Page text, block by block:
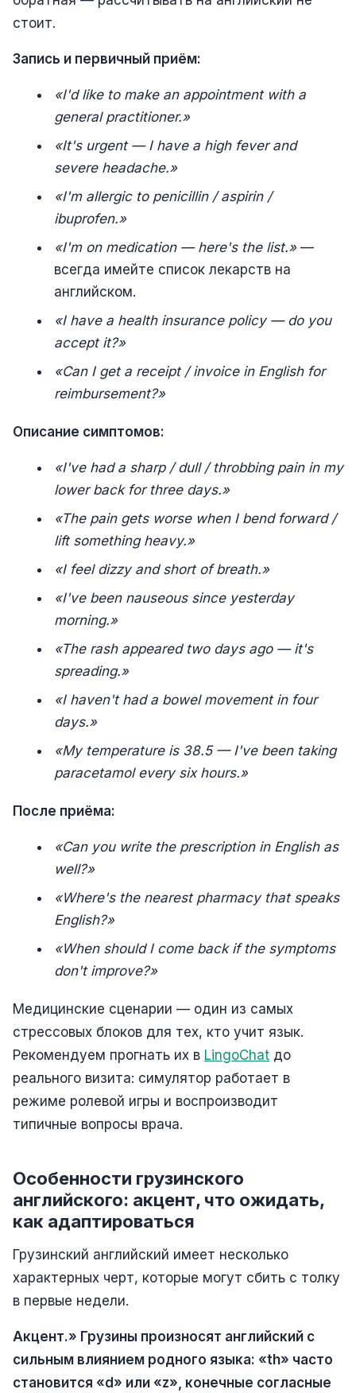
стоит.
Запись и первичный приём:
«I'd like to make an appointment with a
general practitioner.»
«It's urgent — I have a high fever and
severe headache.»
«I'm allergic to penicillin / aspirin /
ibuprofen.»
«I'm on medication — here's the list.»—
всегда имейте список лекарств на
английском.
«I have a health insurance policy — do you
accept it?»
«Can I get a receipt / invoice in English for
reimbursement?»
Описание симптомов:
«I've had a sharp / dull / throbbing pain in my
lower back for three days.»
«The pain gets worse when I bend forward /
lift something heavy.»
«I feel dizzy and short of breath.»
«I've been nauseous since yesterday
morning.»
«The rash appeared two days ago — it's
spreading.»
«I haven't had a bowel movement in four
days.»
«My temperature is 38.5 — I've been taking
paracetamol every six hours.»
После приёма:
«Can you write the prescription in English as
well?»
«Where's the nearest pharmacy that speaks
English?»
«When should I come back if the symptoms
don't improve?»
Медицинские сценарии — один из самых
стрессовых блоков для тех, кто учит язык.
Рекомендуем прогнать их в LingoChat до
реального визита: симулятор работает в
режиме ролевой игры и воспроизводит
типичные вопросы врача.
Особенности грузинского
английского: акцент, что ожидать,
как адаптироваться
Грузинский английский имеет несколько
характерных черт, которые могут сбить с толку
в первые недели.
Акцент.» Грузины произносят английский с
сильным влиянием родного языка: «th» часто
становится «d» или «z», конечные согласные